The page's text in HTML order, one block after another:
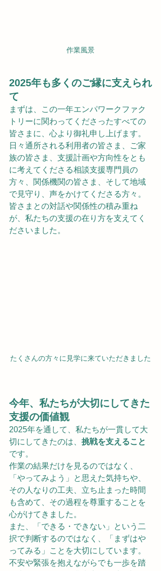
作業風景
2025年も多くのご縁に支えられ
て
まずは、この一年エンパワークファク
トリーに関わってくださったすべての
皆さまに、心より御礼申し上げます。
日々通所される利用者の皆さま、ご家
族の皆さま、支援計画や方向性をとも
に考えてくださる相談支援専門員の
方々、関係機関の皆さま、そして地域
で見守り、声をかけてくださる方々。
皆さまとの対話や関係性の積み重ね
が、私たちの支援の在り方を支えてく
ださいました。
たくさんの方々に見学に来ていただきました
今年、私たちが大切にしてきた
支援の価値観
2025年を通して、私たちが一貫して大
切にしてきたのは、 挑戦を支えること
です。
作業の結果だけを見るのではなく、
「やってみよう」と思えた気持ちや、
その人なりの工夫、立ち止まった時間
も含めて、その過程を尊重することを
心がけてきました。
また、「できる・できない」という二
択で判断するのではなく、「まずはや
ってみる」ことを大切にしています。
不安や緊張を抱えながらでも一歩を踏